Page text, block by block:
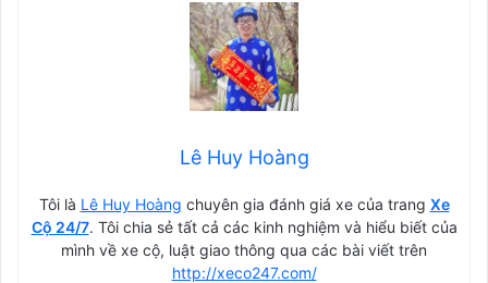
Lê Huy Hoàng
Tôi là Lê Huy Hoàng chuyên gia đánh giá xe của trang Xe
Cộ 24/7. Tôi chia sẻ tất cả các kinh nghiệm và hiểu biết của
mình về xe cộ, luật giao thông qua các bài viết trên
http://xeco247.com/